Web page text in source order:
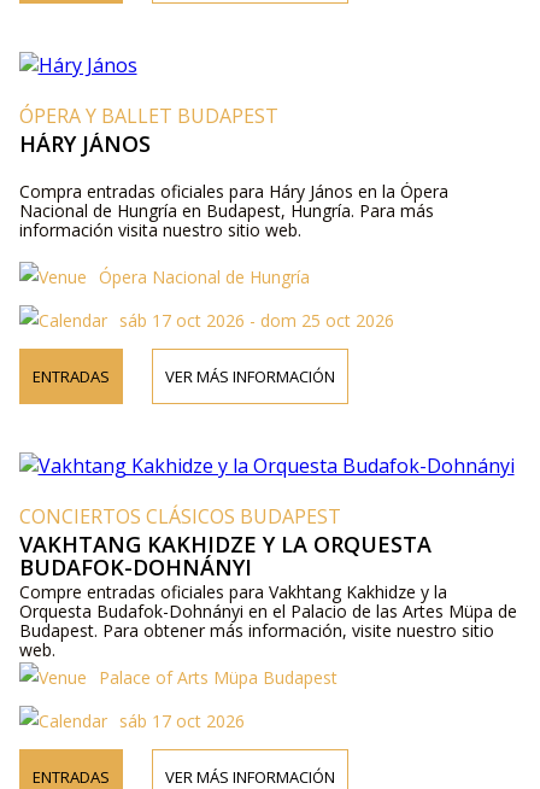
ÓPERA Y BALLET BUDAPEST
HÁRY JÁNOS
Compra entradas oficiales para Háry János en la Ópera
Nacional de Hungría en Budapest, Hungría. Para más
información visita nuestro sitio web.
Ópera Nacional de Hungría
sáb 17 oct 2026 - dom 25 oct 2026
ENTRADAS VER MÁS INFORMACIÓN
CONCIERTOS CLÁSICOS BUDAPEST
VAKHTANG KAKHIDZE Y LA ORQUESTA
BUDAFOK-DOHNÁNYI
Compre entradas oficiales para Vakhtang Kakhidze y la
Orquesta Budafok-Dohnányi en el Palacio de las Artes Müpa de
Budapest. Para obtener más información, visite nuestro sitio
web.
Palace of Arts Müpa Budapest
sáb 17 oct 2026
ENTRADAS VER MÁS INFORMACIÓN